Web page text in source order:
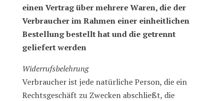
einen Vertrag über mehrere Waren, die der
Verbraucher im Rahmen einer einheitlichen
Bestellung bestellt hat und die getrennt
geliefert werden
Widerrufsbelehrung
Verbraucher ist jede natürliche Person, die ein
Rechtsgeschäft zu Zwecken abschließt, die